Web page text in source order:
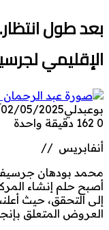
بعد طول
الإقليمي
بوعبدلي02/05/2025
0
دقيقة واحدة
أنفابريس //
محمد بودهان جرسيف
أصبح حلم إنشاء
إلى التحقق، حيث
العروض المتعلق